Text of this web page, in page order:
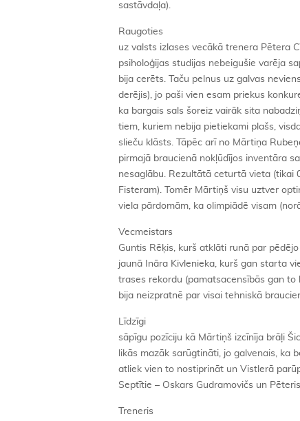
sastāvdaļa).
Raugoties
uz valsts izlases vecākā trenera Pētera
psiholoģijas studijas nebeigušie varēja
bija cerēts. Taču pelnus uz galvas
derējis), jo paši vien esam priekus
ka bargais sals šoreiz vairāk sita
tiem, kuriem nebija pietiekami plašs,
slieču klāsts. Tāpēc arī no Mārtiņa
pirmajā braucienā nokļūdījos inventāra
nesaglābu. Rezultātā ceturtā vieta (tikai
Fisteram). Tomēr Mārtiņš visu uztver
viela pārdomām, ka olimpiādē visam
Vecmeistars
Guntis Rēķis, kurš atklāti runā par
jaunā Ināra Kivlenieka, kurš gan starta
trases rekordu (pamatsacensībās gan
bija neizpratnē par visai tehniskā
Līdzīgi
sāpīgu pozīciju kā Mārtiņš izcīnīja brāļi
likās mazāk sarūgtināti, jo galvenais, ka
atliek vien to nostiprināt un Vistlerā
Septītie – Oskars Gudramovičs un
Treneris